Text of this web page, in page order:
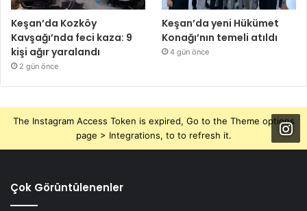
Keşan’da Kozköy
Kavşağı’nda feci kaza: 9
kişi ağır yaralandı
2 gün önce
Keşan’da yeni Hükümet
Konağı’nın temeli atıldı
4 gün önce
The Instagram Access Token is expired, Go to the Theme options
page > Integrations, to to refresh it.
Çok Görüntülenenler